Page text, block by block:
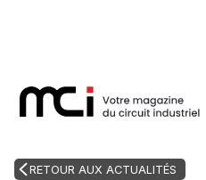
RETOUR AUX ACTUALITÉS